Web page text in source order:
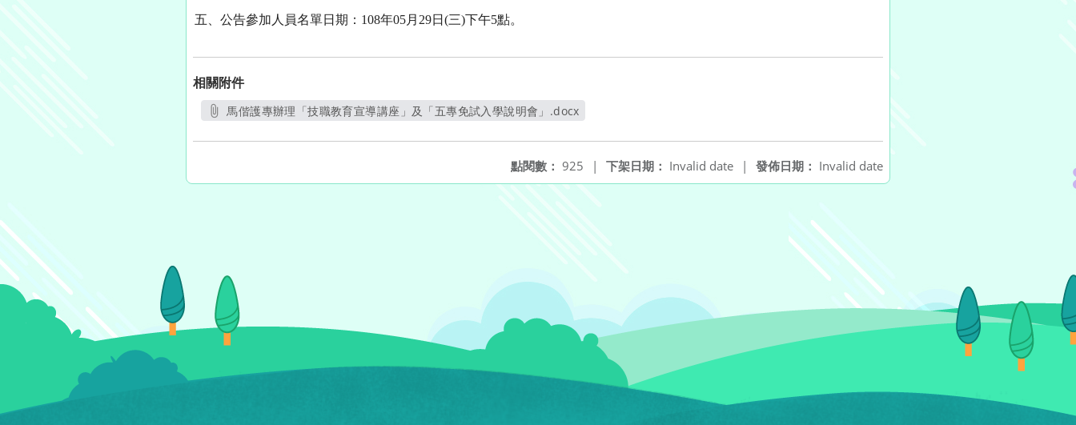
五、公告參加人員名單日期：108年05月29日(三)下午5點。
相關附件
馬偕護專辦理「技職教育宣導講座」及「五專免試入學說明會」.docx
發佈日期： Invalid date
下架日期： Invalid date |
點閱數： 925 |